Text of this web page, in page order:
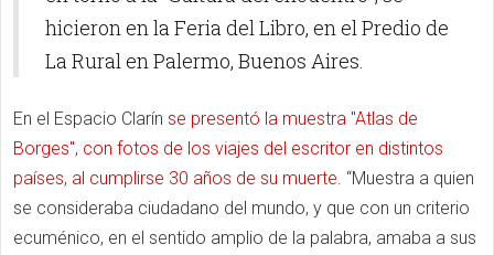
hicieron en la Feria del Libro, en el Predio de
La Rural en Palermo, Buenos Aires.
En el Espacio Clarín se presentó la muestra "Atlas de
Borges", con fotos de los viajes del escritor en distintos
países, al cumplirse 30 años de su muerte. “Muestra a quien
se consideraba ciudadano del mundo, y que con un criterio
ecuménico, en el sentido amplio de la palabra, amaba a sus